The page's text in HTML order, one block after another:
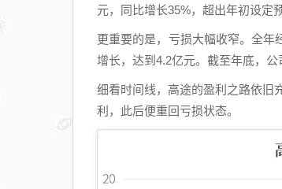
元，同比增长35%，超出年初设定预
更重要的是，亏损大幅收窄。全年
增长，达到4.2亿元。截至年底，公
细看时间线，高途的盈利之路依旧
利，此后便重回亏损状态。